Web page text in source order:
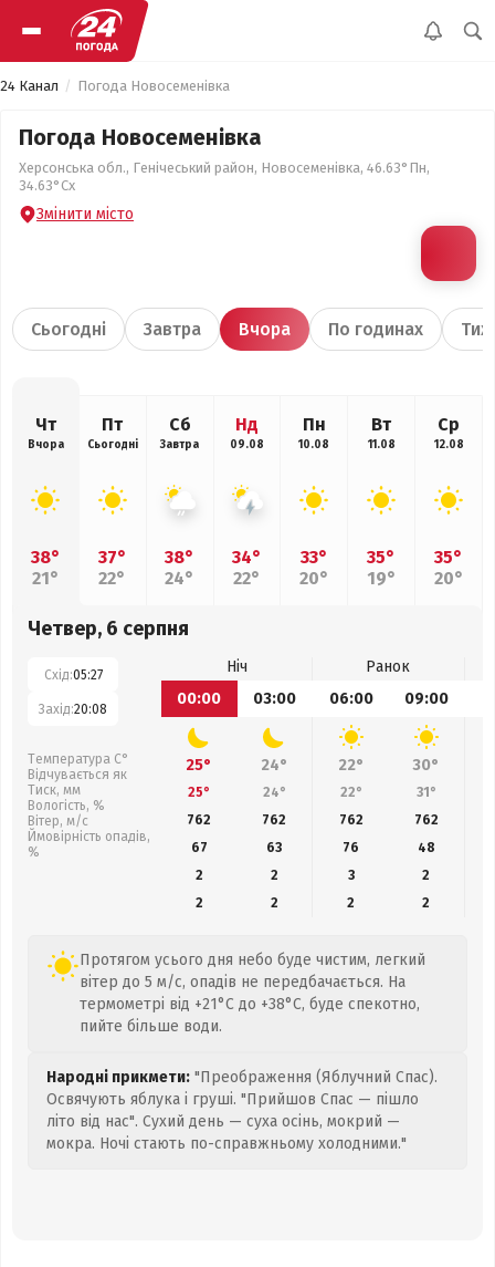
24 Канал Погода Новосеменівка
Погода Новосеменівка
Херсонська обл., Генічеський район, Новосеменівка, 46.63°Пн,
34.63°Сх
Змінити місто
Сьогодні Завтра Вчора По годинах
Чт
Вчора
38°
21°
Пт
Сьогодні
37°
22°
Сб
Завтра
38°
24°
Нд
09.08
34°
22°
Пн
10.08
33°
20°
Вт
11.08
35°
19°
Ср
12.08
35°
20°
Четвер, 6 серпня
Схід:05:27
Захід:20:08
Температура С°
Відчувається як
Тиск, мм
Вологість, %
Вітер, м/с
Ймовірність опадів,
%
Ніч
Ранок
00:00
03:00 06:00 09:00
25° 24° 22° 30°
25° 24° 22° 31°
762
762 762 762
67
63 76 48
2
2 3
2
2
2 2 2
Протягом усього дня небо буде чистим, легкий
вітер до 5 м/с, опадів не передбачається. На
термометрі від +21°C до +38°C, буде спекотно,
пийте більше води.
Народні прикмети: "Преображення (Яблучний Спас).
Освячують яблука і груші. "Прийшов Спас — пішло
літо від нас". Сухий день — суха осінь, мокрий —
мокра. Ночі стають по-справжньому холодними."